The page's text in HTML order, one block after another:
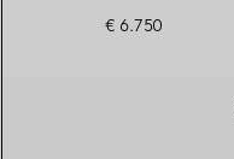
€ 6.750